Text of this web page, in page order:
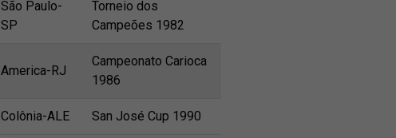
São Paulo-
SP
Torneio dos
Campeões 1982
America-RJ
Campeonato Carioca
1986
Colônia-ALE San José Cup 1990